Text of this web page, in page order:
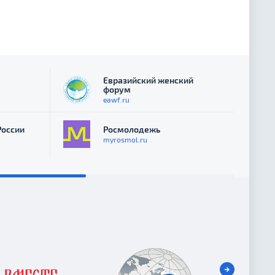
Евразийский женский
форум
eawf.ru
Росмолодежь
myrosmol.ru